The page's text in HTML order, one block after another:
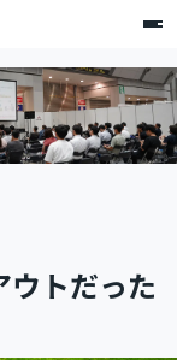
ウトだった